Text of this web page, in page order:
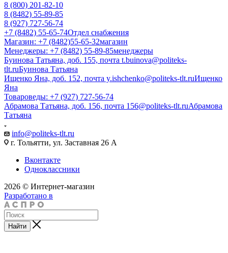
8 (800) 201-82-10
8 (8482) 55-89-85
8 (927) 727-56-74
+7 (8482) 55-65-74Отдел снабжения
Магазин: +7 (8482)55-65-32магазин
Менеджеры: +7 (8482) 55-89-85менеджеры
Буинова Татьяна, доб. 155, почта t.buinova@politeks-
tlt.ruБуинова Татьяна
Ищенко Яна, доб. 152, почта y.ishchenko@politeks-tlt.ruИщенко
Яна
Товароведы: +7 (927) 727-56-74
Абрамова Татьяна, доб. 156, почта 156@politeks-tlt.ruАбрамова
Татьяна
info@politeks-tlt.ru
г. Тольятти, ул. Заставная 26 А
Вконтакте
Одноклассники
2026 © Интернет-магазин
Разработано в
Найти